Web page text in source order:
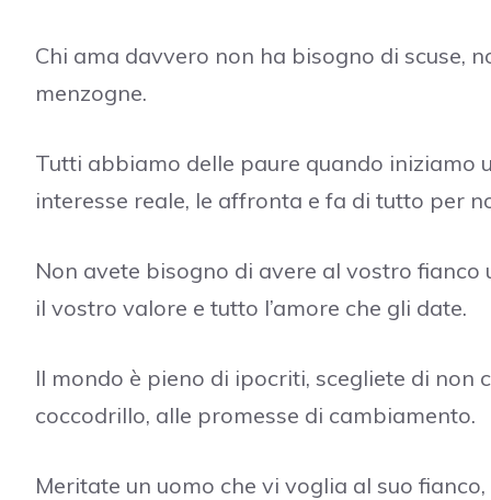
Chi ama davvero non ha bisogno di scuse,
menzogne.
Tutti abbiamo delle paure quando iniziamo
interesse reale, le affronta e fa di tutto per
Non avete bisogno di avere al vostro fianco
il vostro valore e tutto l’amore che gli date.
Il mondo è pieno di ipocriti, scegliete di non
coccodrillo, alle promesse di cambiamento.
Meritate un uomo che vi voglia al suo